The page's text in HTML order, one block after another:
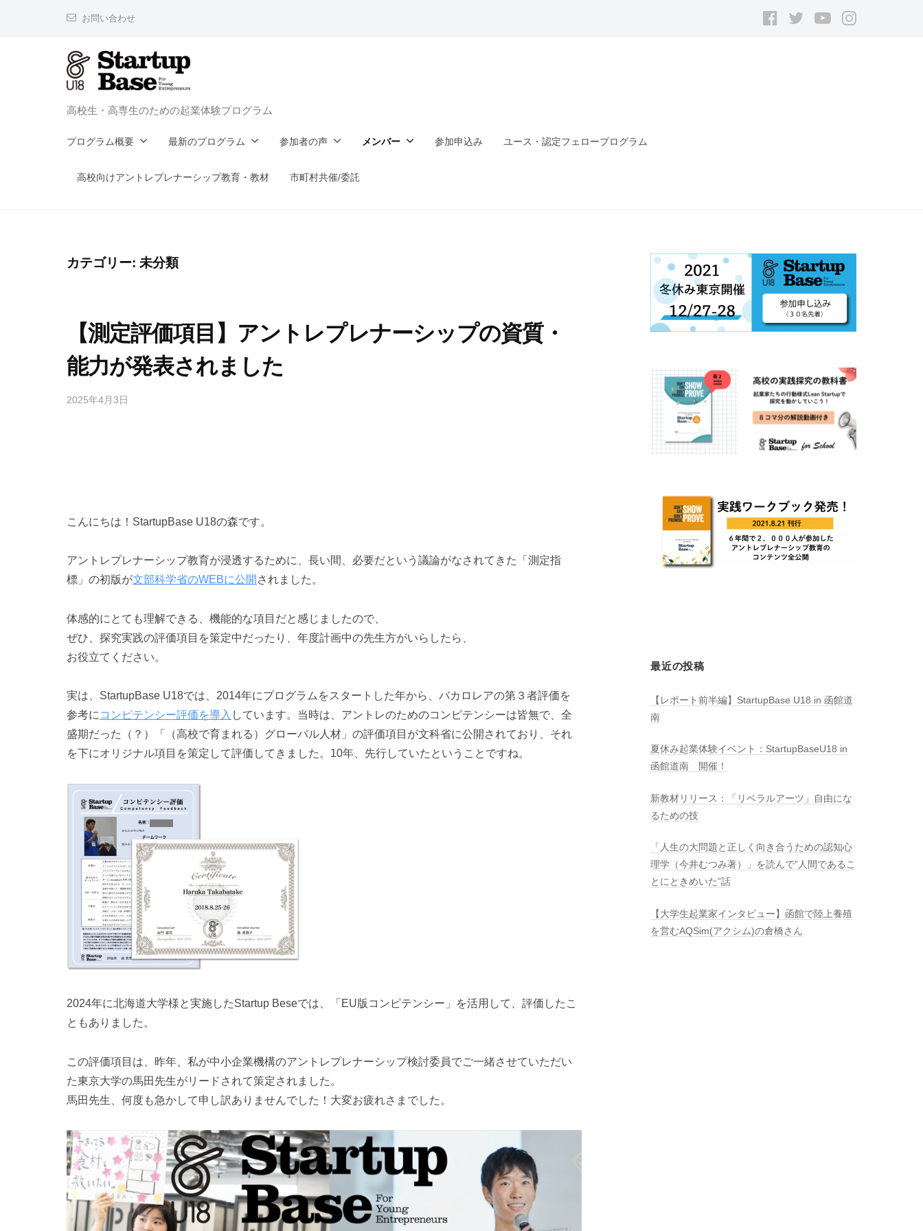
お問い合わせ Facebook
TwitterYouTubeInstagram
StartupBaseU18
高校生・高専生のための起業体験プログラム
プログラム概要 最新のプログラム 参加者の声 メンバー 参加申込み ユース・認定フェロープログラム
高校向けアントレプレナーシップ教育・教材 市町村共催/委託
カテゴリー: 未分類
【測定評価項目】アントレプレナーシップの資質・
能力が発表されました
2025年4月3日
こんにちは！StartupBase U18の森です。
アントレプレナーシップ教育が浸透するために、長い間、必要だという議論がなされてきた「測定指
標」の初版が文部科学省のWEBに公開 されました。
体感的にとても理解できる、機能的な項目だと感じましたので、
ぜひ、探究実践の評価項目を策定中だったり、年度計画中の先生方がいらしたら、
お役立てください。
実は、StartupBase U18では、2014年にプログラムをスタートした年から、バカロレアの第３者評価を
参考に コンピテンシー評価を導入 しています。当時は、アントレのためのコンピテンシーは皆無で、全
盛期だった（？）「（高校で育まれる）グローバル人材」の評価項目が文科省に公開されており、それ
を下にオリジナル項目を策定して評価してきました。10年、先行していたということですね。
2024年に北海道大学様と実施したStartup Beseでは、「EU版コンピテンシー」を活用して、評価したこ
ともありました。
この評価項目は、昨年、私が中小企業機構のアントレプレナーシップ検討委員でご一緒させていただい
た東京大学の馬田先生がリードされて策定されました。
馬田先生、何度も急かして申し訳ありませんでした！大変お疲れさまでした。
最近の投稿
【レポート前半編】StartupBase U18 in 函館道
南
夏休み起業体験イベント：StartupBaseU18 in
函館道南 開催！
新教材リリース：「リベラルアーツ」自由にな
るための技
「人生の大問題と正しく向き合うための認知心
理学（今井むつみ著）」を読んで”人間であるこ
とにときめいた”話
【大学生起業家インタビュー】函館で陸上養殖
を営むAQSim(アクシム)の倉橋さん